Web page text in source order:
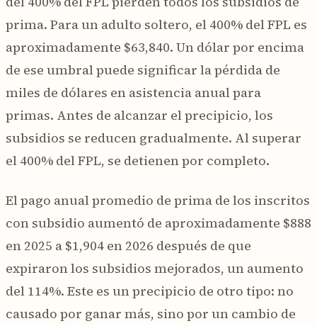
prima. Para un adulto soltero, el 400% del FPL es
aproximadamente $63,840. Un dólar por encima
de ese umbral puede significar la pérdida de
miles de dólares en asistencia anual para
primas. Antes de alcanzar el precipicio, los
subsidios se reducen gradualmente. Al superar
el 400% del FPL, se detienen por completo.
El pago anual promedio de prima de los inscritos
con subsidio aumentó de aproximadamente $888
en 2025 a $1,904 en 2026 después de que
expiraron los subsidios mejorados, un aumento
del 114%. Este es un precipicio de otro tipo: no
causado por ganar más, sino por un cambio de